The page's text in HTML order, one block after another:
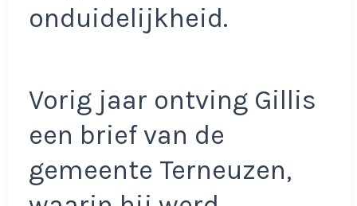
onduidelijkheid.
Vorig jaar ontving Gillis
een brief van de
gemeente Terneuzen,